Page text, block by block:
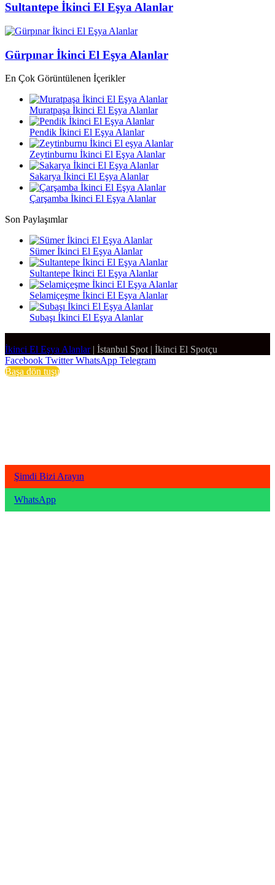
Sultantepe İkinci El Eşya Alanlar
Gürpınar İkinci El Eşya Alanlar
En Çok Görüntülenen İçerikler
Muratpaşa İkinci El Eşya Alanlar
Pendik İkinci El Eşya Alanlar
Zeytinburnu İkinci El Eşya Alanlar
Sakarya İkinci El Eşya Alanlar
Çarşamba İkinci El Eşya Alanlar
Son Paylaşımlar
Sümer İkinci El Eşya Alanlar
Sultantepe İkinci El Eşya Alanlar
Selamiçeşme İkinci El Eşya Alanlar
Subaşı İkinci El Eşya Alanlar
İkinci El Eşya Alanlar İstanbul Spot İkinci El Spotçu
Facebook Twitter WhatsApp Telegram
Başa dön tuşu
Şimdi Bizi Arayın
WhatsApp